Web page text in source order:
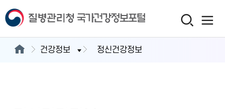
건강정보 정신건강정보